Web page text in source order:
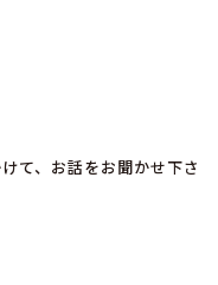
て、お話をお聞かせ下さ